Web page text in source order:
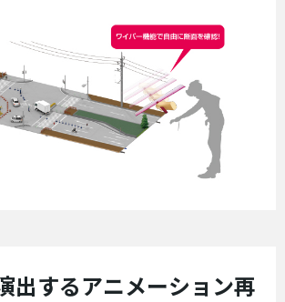
出するアニメーション再